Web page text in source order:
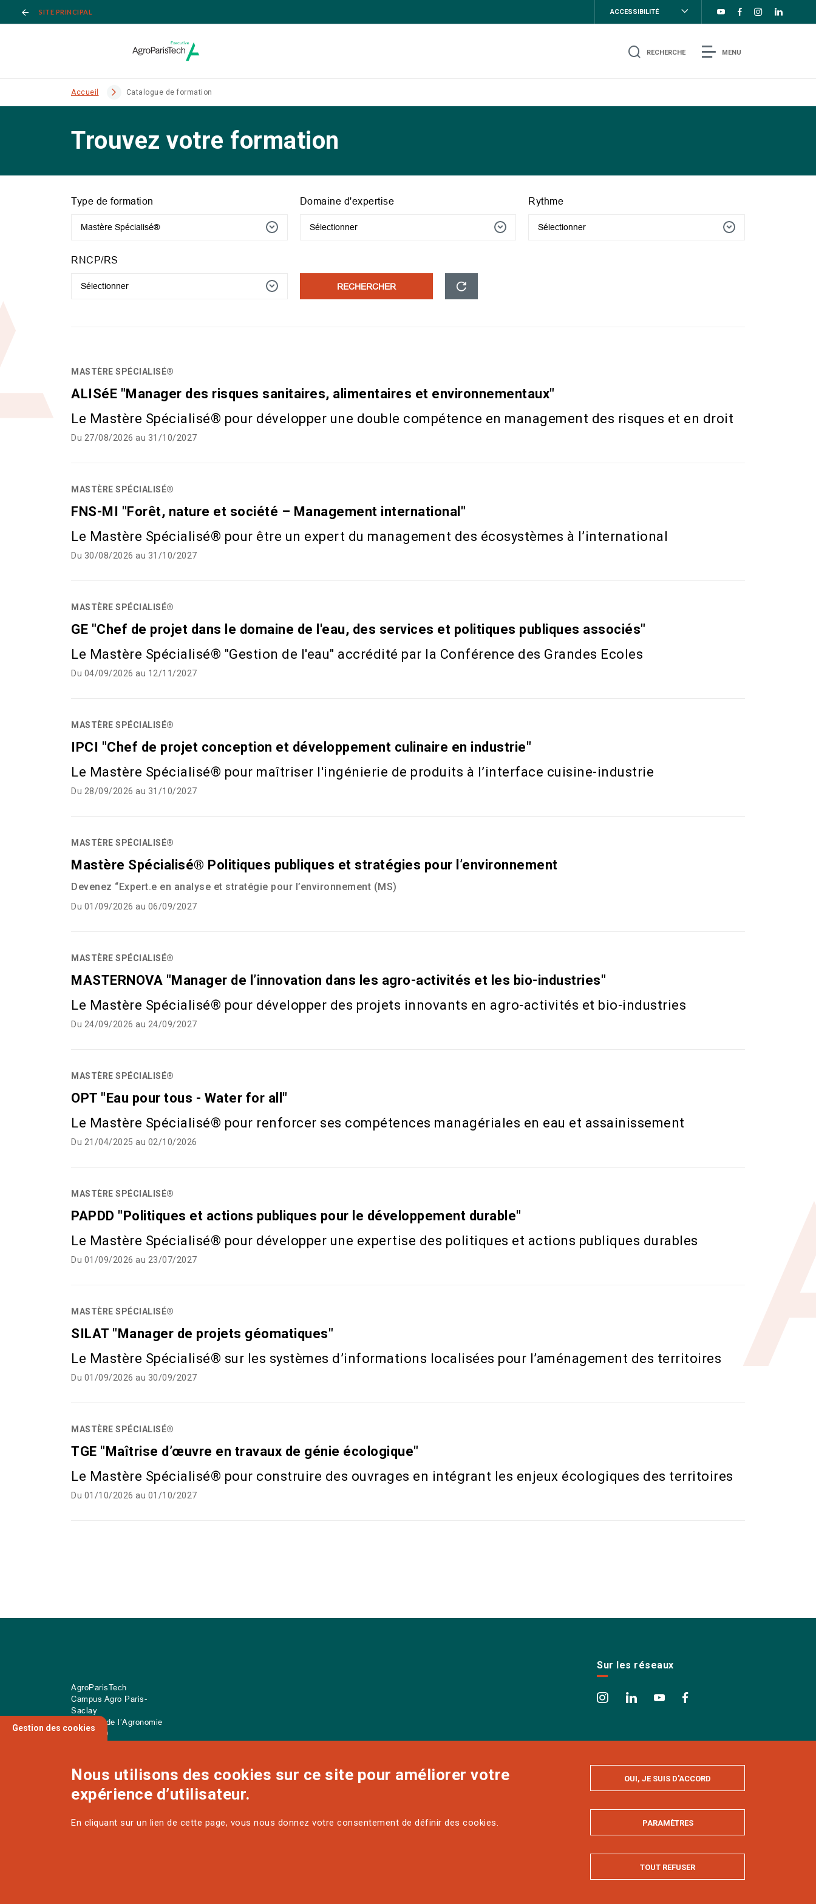
SITE PRINCIPAL ACCESSIBILITÉ
RECHERCHE MENU
Accueil Catalogue de formation
Trouvez votre formation
Type de formation
Mastère Spécialisé®
Domaine d'expertise
Sélectionner
Rythme
Sélectionner
RNCP/RS
Sélectionner RECHERCHER
MASTÈRE SPÉCIALISÉ®
ALISéE "Manager des risques sanitaires, alimentaires et environnementaux"
Le Mastère Spécialisé® pour développer une double compétence en management des risques et en droit
Du 27/08/2026 au 31/10/2027
MASTÈRE SPÉCIALISÉ®
FNS-MI "Forêt, nature et société – Management international"
Le Mastère Spécialisé® pour être un expert du management des écosystèmes à l’international
Du 30/08/2026 au 31/10/2027
MASTÈRE SPÉCIALISÉ®
GE "Chef de projet dans le domaine de l'eau, des services et politiques publiques associés"
Le Mastère Spécialisé® "Gestion de l'eau" accrédité par la Conférence des Grandes Ecoles
Du 04/09/2026 au 12/11/2027
MASTÈRE SPÉCIALISÉ®
IPCI "Chef de projet conception et développement culinaire en industrie"
Le Mastère Spécialisé® pour maîtriser l'ingénierie de produits à l’interface cuisine-industrie
Du 28/09/2026 au 31/10/2027
MASTÈRE SPÉCIALISÉ®
Mastère Spécialisé® Politiques publiques et stratégies pour l’environnement
Devenez “Expert.e en analyse et stratégie pour l’environnement (MS)
Du 01/09/2026 au 06/09/2027
MASTÈRE SPÉCIALISÉ®
MASTERNOVA "Manager de l’innovation dans les agro-activités et les bio-industries"
Le Mastère Spécialisé® pour développer des projets innovants en agro-activités et bio-industries
Du 24/09/2026 au 24/09/2027
MASTÈRE SPÉCIALISÉ®
OPT "Eau pour tous - Water for all"
Le Mastère Spécialisé® pour renforcer ses compétences managériales en eau et assainissement
Du 21/04/2025 au 02/10/2026
MASTÈRE SPÉCIALISÉ®
PAPDD "Politiques et actions publiques pour le développement durable"
Le Mastère Spécialisé® pour développer une expertise des politiques et actions publiques durables
Du 01/09/2026 au 23/07/2027
MASTÈRE SPÉCIALISÉ®
SILAT "Manager de projets géomatiques"
Le Mastère Spécialisé® sur les systèmes d’informations localisées pour l’aménagement des territoires
Du 01/09/2026 au 30/09/2027
MASTÈRE SPÉCIALISÉ®
TGE "Maîtrise d’œuvre en travaux de génie écologique"
Le Mastère Spécialisé® pour construire des ouvrages en intégrant les enjeux écologiques des territoires
Du 01/10/2026 au 01/10/2027
AgroParisTech
Campus Agro Paris-
Saclay
22 place de l’Agronomie
CS20040
Sur les réseaux
Tous droits réservés AgroParisTech © 2022
Gestion des cookies
Nous utilisons des cookies sur ce site pour améliorer votre
expérience d’utilisateur.
En cliquant sur un lien de cette page, vous nous donnez votre consentement de définir des cookies.
OUI, JE SUIS D'ACCORD
MASQUER
PARAMÈTRES
TOUT REFUSER